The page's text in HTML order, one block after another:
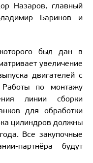
Назаров, главный
Баринов и
был дан в
увеличение
двигателей с
по монтажу
линии сборки
для обработки
цилиндров должны
Все закупочные
партнёра будут